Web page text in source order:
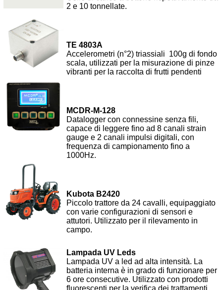
2 e 10 tonnellate.
TE 4803A
Accelerometri (n°2) triassiali 100g di fondo
scala, utilizzati per la misurazione di pinze
vibranti per la raccolta di frutti pendenti
MCDR-M-128
Datalogger con connessine senza fili,
capace di leggere fino ad 8 canali strain
gauge e 2 canali impulsi digitali, con
frequenza di campionamento fino a
1000Hz.
Kubota B2420
Piccolo trattore da 24 cavalli, equipaggiato
con varie configurazioni di sensori e
attutori. Utilizzato per il rilevamento in
campo.
Lampada UV Leds
Lampada UV a led ad alta intensità. La
batteria interna è in grado di funzionare per
6 ore consecutive. Utilizzato con prodotti
fluorescenti per la verifica dei trattamenti